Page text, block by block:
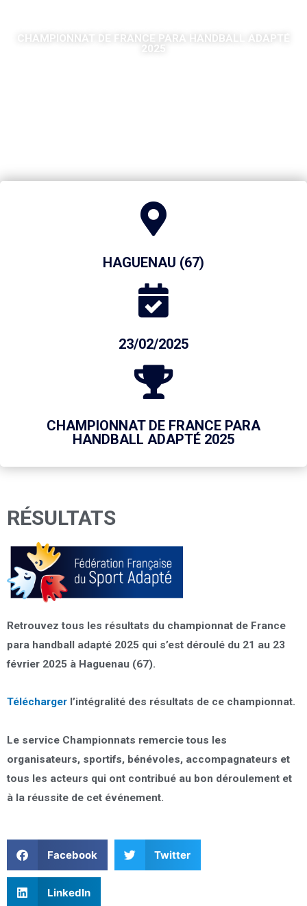
CHAMPIONNAT DE FRANCE PARA HANDBALL ADAPTÉ
2025
HAGUENAU (67)
23/02/2025
CHAMPIONNAT DE FRANCE PARA
HANDBALL ADAPTÉ 2025
RÉSULTATS
Retrouvez tous les résultats du championnat de France
para handball adapté 2025 qui s’est déroulé du 21 au 23
février 2025 à Haguenau (67).
Télécharger l’intégralité des résultats de ce championnat.
Le service Championnats remercie tous les
organisateurs, sportifs, bénévoles, accompagnateurs et
tous les acteurs qui ont contribué au bon déroulement et
à la réussite de cet événement.
Facebook Twitter
LinkedIn